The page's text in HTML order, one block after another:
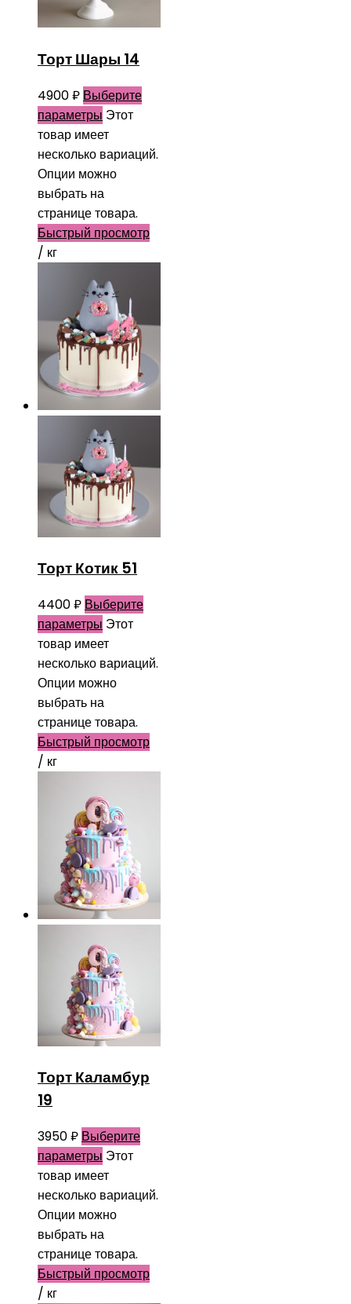
Торт Шары 14
4900₽ Выберите
параметры Этот
товар имеет
несколько вариаций.
Опции можно
выбрать на
странице товара.
Быстрый просмотр
/ кг
Торт Котик 51
4400₽ Выберите
параметры Этот
товар имеет
несколько вариаций.
Опции можно
выбрать на
странице товара.
Быстрый просмотр
/ кг
Торт Каламбур
19
3950₽ Выберите
параметры Этот
товар имеет
несколько вариаций.
Опции можно
выбрать на
странице товара.
Быстрый просмотр
/ кг